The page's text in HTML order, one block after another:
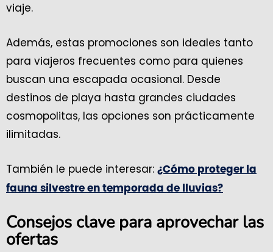
viaje.
Además, estas promociones son ideales tanto
para viajeros frecuentes como para quienes
buscan una escapada ocasional. Desde
destinos de playa hasta grandes ciudades
cosmopolitas, las opciones son prácticamente
ilimitadas.
También le puede interesar: ¿Cómo proteger la
fauna silvestre en temporada de lluvias?
Consejos clave para aprovechar las
ofertas